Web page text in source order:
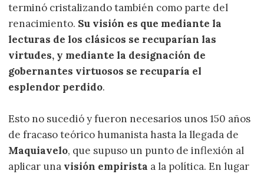
terminó cristalizando también como parte del
renacimiento. Su visión es que mediante la
lecturas de los clásicos se recuparían las
virtudes, y mediante la designación de
gobernantes virtuosos se recuparía el
esplendor perdido.
Esto no sucedió y fueron necesarios unos 150 años
de fracaso teórico humanista hasta la llegada de
Maquiavelo, que supuso un punto de inflexión al
aplicar una visión empirista a la política. En lugar